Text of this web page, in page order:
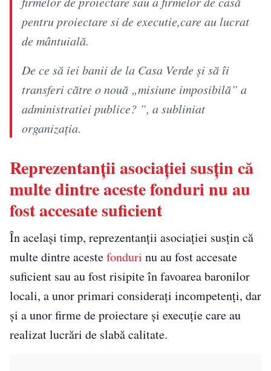
pentru proiectare si de executie,care au lucrat
de mântuială.
De ce să iei banii de la Casa Verde și să îi
transferi către o nouă „misiune imposibilă” a
administratiei publice? ”, a subliniat
organizația.
Reprezentanții asociației susțin că
multe dintre aceste fonduri nu au
fost accesate suficient
În același timp, reprezentanții asociației susțin că
multe dintre acestefonduri nu au fost accesate
suficient sau au fost risipite în favoarea baronilor
locali, a unor primari considerați incompetenți, dar
și a unor firme de proiectare și execuție care au
realizat lucrări de slabă calitate.